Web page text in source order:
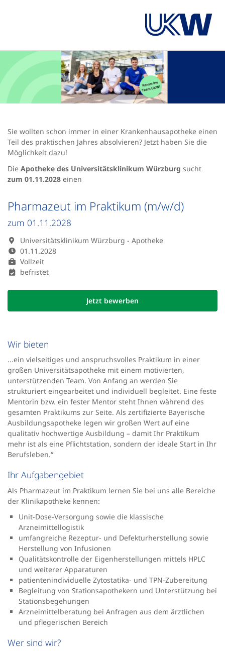
Pharmazeut im Praktikum (m/w/d)
zum 01.11.2028
Universitätsklinikum Würzburg - Apotheke
01.11.2028
Vollzeit
befristet
Jetzt bewerben
Sie wollten schon immer in einer Krankenhausapotheke einen
Teil des praktischen Jahres absolvieren? Jetzt haben Sie die
Möglichkeit dazu!
Die Apotheke des Universitätsklinikum Würzburg sucht
zum 01.11.2028 einen
Wir bieten
...ein vielseitiges und anspruchsvolles Praktikum in einer
großen Universitätsapotheke mit einem motivierten,
unterstützenden Team. Von Anfang an werden Sie
strukturiert eingearbeitet und individuell begleitet. Eine feste
Mentorin bzw. ein fester Mentor steht Ihnen während des
gesamten Praktikums zur Seite. Als zertifizierte Bayerische
Ausbildungsapotheke legen wir großen Wert auf eine
qualitativ hochwertige Ausbildung – damit Ihr Praktikum
mehr ist als eine Pflichtstation, sondern der ideale Start in Ihr
Berufsleben.“
Ihr Aufgabengebiet
Als Pharmazeut im Praktikum lernen Sie bei uns alle Bereiche
der Klinikapotheke kennen:
Unit-Dose-Versorgung sowie die klassische
Arzneimittellogistik
umfangreiche Rezeptur- und Defekturherstellung sowie
Herstellung von Infusionen
Qualitätskontrolle der Eigenherstellungen mittels HPLC
und weiterer Apparaturen
patientenindividuelle Zytostatika- und TPN-Zubereitung
Begleitung von Stationsapothekern und Unterstützung bei
Stationsbegehungen
Arzneimittelberatung bei Anfragen aus dem ärztlichen
und pflegerischen Bereich
Wer sind wir?